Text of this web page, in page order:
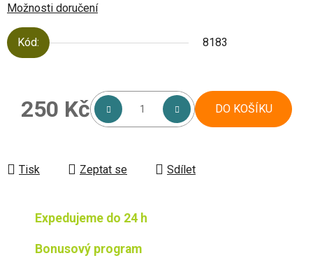
Možnosti doručení
Kód: 8183
250 Kč DO KOŠÍKU
Tisk Zeptat se Sdílet
Expedujeme do 24 h
Bonusový program